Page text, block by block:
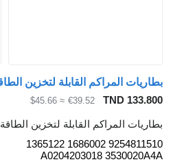
TND 133.800
€39.52
≈ $45.66
بطاريات المراكم القابلة لتخزين الطاقة
9254811510 1686002 1365122
A0204203018 3530020A4A